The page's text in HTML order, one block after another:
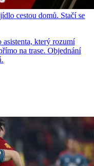
cestou domů. Stačí se
který rozumí
na trase. Objednání